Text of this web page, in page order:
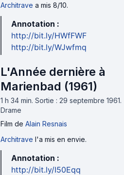
Architrave a mis 8/10.
Annotation :
http://bit.ly/HWfFWF
http://bit.ly/WJwfmq
L'Année dernière à
Marienbad (1961)
1 h 34 min. Sortie : 29 septembre 1961.
Drame
Film de Alain Resnais
Architrave l'a mis en envie.
Annotation :
http://bit.ly/I50Eqq